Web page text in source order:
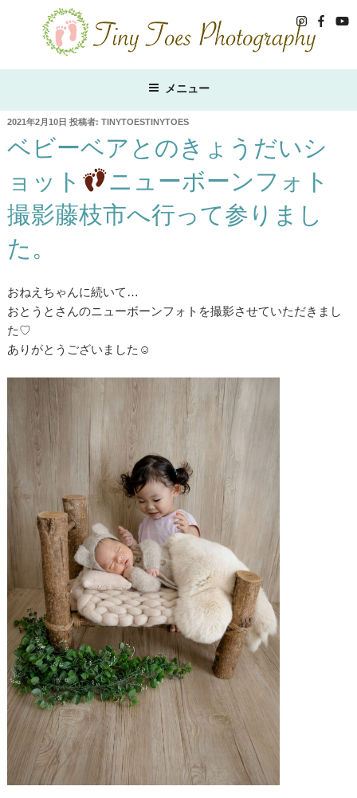
ン
ス
メニュー
投
日:
2021年2月10日 投稿者: TINYTOESTINYTOES
ベビーベアとのきょうだいシ
ョット
ニューボーンフォト
撮影藤枝市へ行って参りまし
た。
おねえちゃんに続いて…
おとうとさんのニューボーンフォトを撮影させていただきまし
た♡
ありがとうございました☺︎